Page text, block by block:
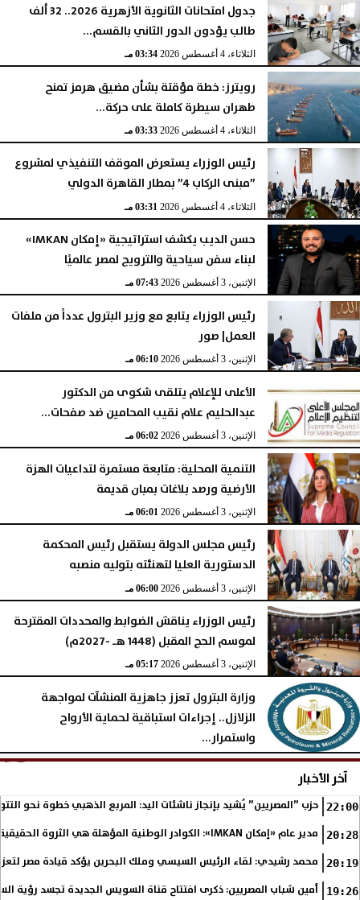
جدول امتحانات الثانوية الأزهرية 2026.. 32 ألف
طالب يؤدون الدور الثاني بالقسم...
الثلاثاء، 4 أغسطس 2026 03:34 مـ
رويترز: خطة مؤقتة بشأن مضيق هرمز تمنح
طهران سيطرة كاملة على حركة...
الثلاثاء، 4 أغسطس 2026 03:33 مـ
رئيس الوزراء يستعرض الموقف التنفيذي لمشروع
”مبنى الركاب 4” بمطار القاهرة الدولي
الثلاثاء، 4 أغسطس 2026 03:31 مـ
حسن الديب يكشف استراتيجية «إمكان IMKAN»
لبناء سفن سياحية والترويج لمصر عالميًا
الإثنين، 3 أغسطس 2026 07:43 مـ
رئيس الوزراء يتابع مع وزير البترول عدداً من ملفات
العمل| صور
الإثنين، 3 أغسطس 2026 06:10 مـ
الأعلى للإعلام يتلقى شكوى من الدكتور
عبدالحليم علام نقيب المحامين ضد صفحات...
الإثنين، 3 أغسطس 2026 06:02 مـ
التنمية المحلية: متابعة مستمرة لتداعيات الهزة
الأرضية ورصد بلاغات بمبان قديمة
الإثنين، 3 أغسطس 2026 06:01 مـ
رئيس مجلس الدولة يستقبل رئيس المحكمة
الدستورية العليا لتهنئته بتوليه منصبه
الإثنين، 3 أغسطس 2026 06:00 مـ
رئيس الوزراء يناقش الضوابط والمحددات المقترحة
لموسم الحج المقبل (1448 هـ -2027م)
الإثنين، 3 أغسطس 2026 05:17 مـ
وزارة البترول تعزز جاهزية المنشآت لمواجهة
الزلازل.. إجراءات استباقية لحماية الأرواح
واستمرار...
الإثنين، 3 أغسطس 2026 05:16 مـ
آخر الأخبار
22:00 حزب ”المصريين” يُشيد بإنجاز ناشئات اليد: المربع الذهبي خطوة نحو
20:28 مدير عام «إمكان IMKAN»: الكوادر الوطنية المؤهلة هي الثروة الحقيقية لمستقبل التنمية في مصر
20:19 محمد رشيدي: لقاء الرئيس السيسي وملك البحرين يؤكد قيادة مصر
19:26 أمين شباب المصريين: ذكرى افتتاح قناة السويس الجديدة تجسد رؤية